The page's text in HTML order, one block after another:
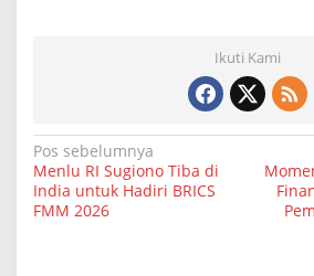
Ikuti Kami
N
a
v
Pos sebelumnya
Menlu RI Sugiono Tiba di
India untuk Hadiri BRICS
FMM 2026